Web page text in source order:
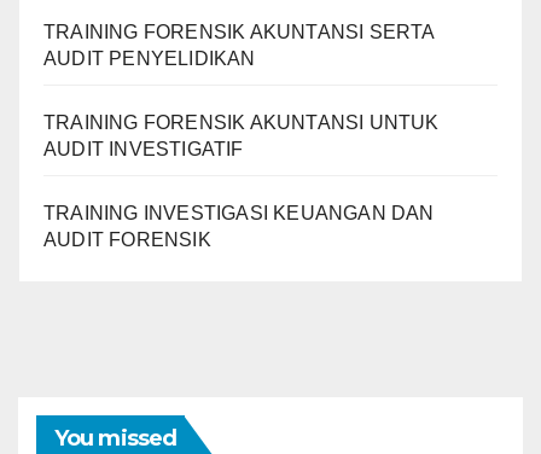
TRAINING FORENSIK AKUNTANSI SERTA
AUDIT PENYELIDIKAN
TRAINING FORENSIK AKUNTANSI UNTUK
AUDIT INVESTIGATIF
TRAINING INVESTIGASI KEUANGAN DAN
AUDIT FORENSIK
You missed